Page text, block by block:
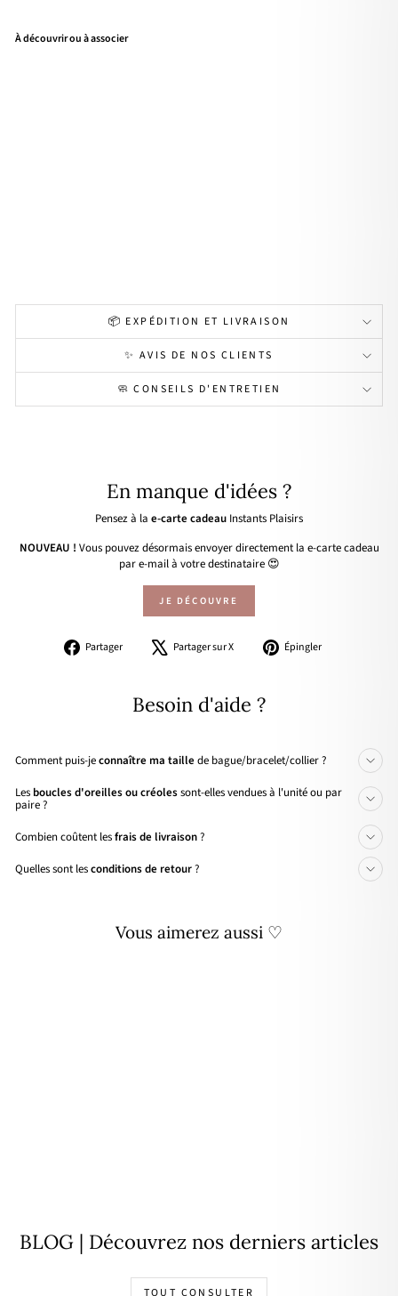
À découvrir ou à associer
📦 EXPÉDITION ET LIVRAISON
✨ AVIS DE NOS CLIENTS
🧼 CONSEILS D'ENTRETIEN
En manque d'idées ?
Pensez à la e-carte cadeau Instants Plaisirs
NOUVEAU ! Vous pouvez désormais envoyer directement la e-carte cadeau
par e-mail à votre destinataire 😍
JE DÉCOUVRE
Partager
PartagerPartager sur X
Tweeter Épingler
Besoin d'aide ?
Comment puis-jeconnaître ma taille de bague/bracelet/collier ?
Les boucles d'oreilles ou créolessont-elles vendues à l'unité ou par
paire ?
Combien coûtent lesfrais de livraison?
Quelles sont lesconditions de retour?
Vous aimerez aussi ♡
BLOG | Découvrez nos derniers articles
TOUT CONSULTER